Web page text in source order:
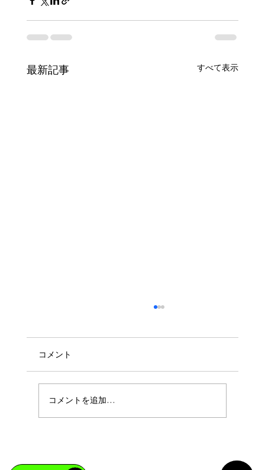
最新記事 すべて表示
コメント
コメントを追加…